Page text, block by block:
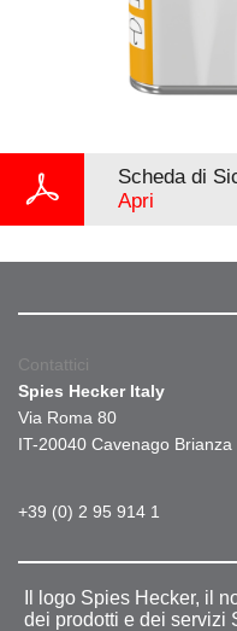
Scheda di
Apri
Contattici
Spies Hecker Italy
Via Roma 80
IT-20040 Cavenago Brianza
+39 (0) 2 95 914 1
Il logo Spies Hecker, il
dei prodotti e dei servizi